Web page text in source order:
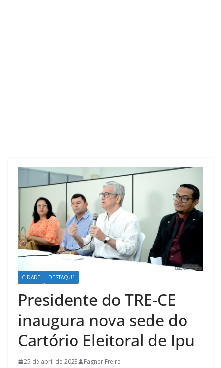
CIDADE DESTAQUE
Presidente do TRE-CE
inaugura nova sede do
Cartório Eleitoral de Ipu
25 de abril de 2023 Fagner Freire